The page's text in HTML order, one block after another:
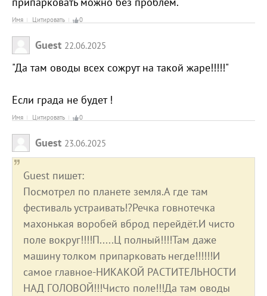
Имя Цитировать 0
Guest 22.06.2025
"Да там оводы всех сожрут на такой жаре!!!!!"
Если града не будет !
Имя Цитировать 0
Guest 23.06.2025
Guest пишет:
Посмотрел по планете земля.А где там
фестиваль устраивать!?Речка говнотечка
махонькая воробей вброд перейдёт.И чисто
поле вокруг!!!!П.....Ц полный!!!!Там даже
машину толком припарковать негде!!!!!!И
самое главное-НИКАКОЙ РАСТИТЕЛЬНОСТИ
НАД ГОЛОВОЙ!!!Чисто поле!!!Да там оводы